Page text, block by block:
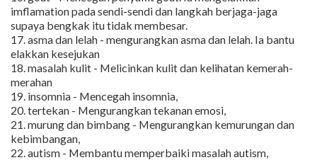
imflamation pada sendi-sendi dan langkah berjaga-jaga
supaya bengkak itu tidak membesar.
17. asma dan lelah - mengurangkan asma dan lelah. Ia bantu
elakkan kesejukan
18. masalah kulit - Melicinkan kulit dan kelihatan kemerah-
merahan
19. insomnia - Mencegah insomnia,
20. tertekan - Mengurangkan tekanan emosi,
21. murung dan bimbang - Mengurangkan kemurungan dan
kebimbangan,
22. autism - Membantu memperbaiki masalah autism,